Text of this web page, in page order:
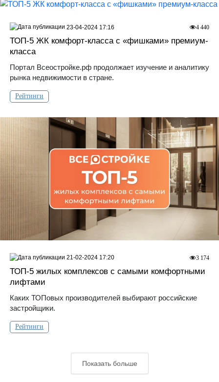
ТОП-5 ЖК комфорт-класса с «фишками» премиум-
класса
Портал Всеостройке.рф продолжает изучение и аналитику
рынка недвижимости в стране.
Рейтинги
4 440
23-04-2024 17:16
ТОП-5 жилых комплексов с самыми комфортными
лифтами
Каких ТОПовых производителей выбирают российские
застройщики.
Рейтинги
3 174
21-02-2024 17:20
Показать больше